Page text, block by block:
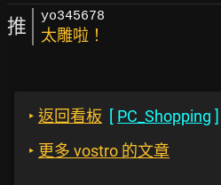
推 yo345678
太雕啦！
‣ 返回看板 [ PC_Shopping ]
‣ 更多 vostro 的文章